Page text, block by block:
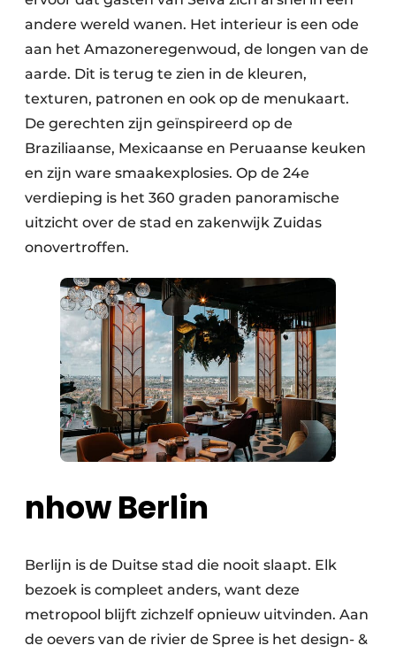
andere wereld wanen. Het interieur is een ode
aan het Amazoneregenwoud, de longen van de
aarde. Dit is terug te zien in de kleuren,
texturen, patronen en ook op de menukaart.
De gerechten zijn geïnspireerd op de
Braziliaanse, Mexicaanse en Peruaanse keuken
en zijn ware smaakexplosies. Op de 24e
verdieping is het 360 graden panoramische
uitzicht over de stad en zakenwijk Zuidas
onovertroffen.
nhow Berlin
Berlijn is de Duitse stad die nooit slaapt. Elk
bezoek is compleet anders, want deze
metropool blijft zichzelf opnieuw uitvinden. Aan
de oevers van de rivier de Spree is het design- &